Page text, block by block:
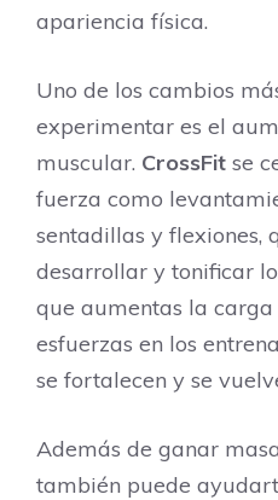
apariencia física.
Uno de los cambios
experimentar es el
muscular. CrossFit se
fuerza como
sentadillas y flexiones,
desarrollar y tonificar
que aumentas la
esfuerzas en los
se fortalecen y se
Además de ganar
también puede